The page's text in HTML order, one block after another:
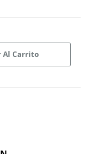
Al Carrito